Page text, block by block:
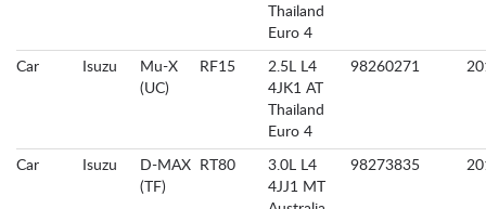
Thailand
Euro 4
Car Isuzu
Mu-X
(UC)
RF15
2.5L L4
4JK1 AT
Thailand
Euro 4
98260271
Car Isuzu
D-MAX
(TF)
RT80
3.0L L4
4JJ1 MT
98273835